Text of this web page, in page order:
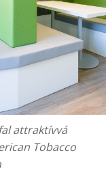
attraktívvá
Tobacco